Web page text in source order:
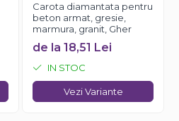
Carota diamantata pentru
beton armat, gresie,
marmura, granit, Gher
de la 18,51 Lei
IN STOC
Vezi Variante